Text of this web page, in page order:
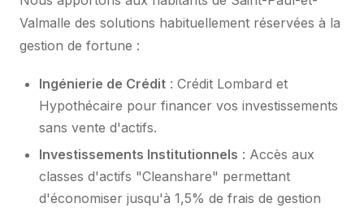
Valmalle des solutions habituellement réservées à la
gestion de fortune :
Ingénierie de Crédit : Crédit Lombard et
Hypothécaire pour financer vos investissements
sans vente d'actifs.
Investissements Institutionnels : Accès aux
classes d'actifs "Cleanshare" permettant
d'économiser jusqu'à 1,5% de frais de gestion